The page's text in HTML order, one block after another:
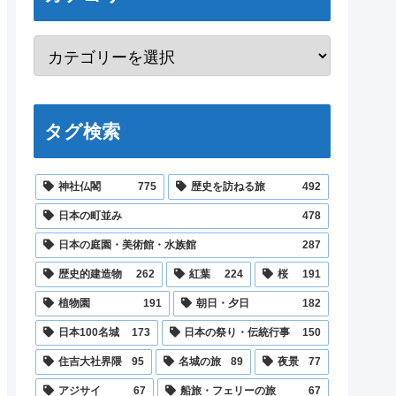
タグ検索
神社仏閣 775 歴史を訪ねる旅 492
日本の町並み 478
日本の庭園・美術館・水族館 287
歴史的建造物 262 紅葉 224 桜 191
植物園 191 朝日・夕日 182
日本100名城 173 日本の祭り・伝統行事 150
住吉大社界隈 95 名城の旅 89 夜景 77
アジサイ 67 船旅・フェリーの旅 67